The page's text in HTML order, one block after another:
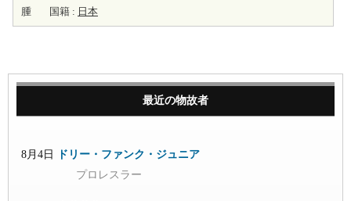
腫
国籍 : 日本
最近の物故者
8月4日
ドリー・ファンク・ジュニア
プロレスラー